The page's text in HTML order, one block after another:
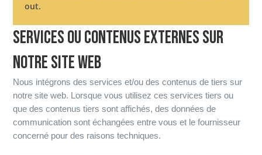
out.
SERVICES OU CONTENUS EXTERNES SUR
NOTRE SITE WEB
Nous intégrons des services et/ou des contenus de tiers sur
notre site web. Lorsque vous utilisez ces services tiers ou
que des contenus tiers sont affichés, des données de
communication sont échangées entre vous et le fournisseur
concerné pour des raisons techniques.